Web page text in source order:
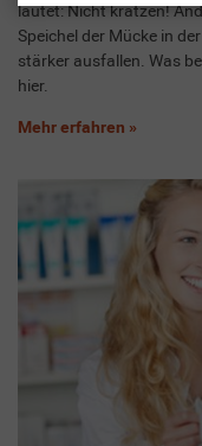
lautet: Nicht kratzen!
Speichel der Mücke in
stärker ausfallen. Was
hier.
Mehr erfahren